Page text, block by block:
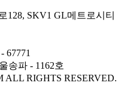
128, SKV1 GL메트로시티
67771
송파 - 1162호
RIGHTS RESERVED.